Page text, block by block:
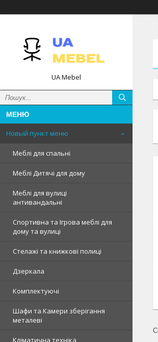
UA Mebel
Новый пункт меню
Меблі для спальні
Меблі Дитячі для дому
Меблі для вулиці
антивандальні
Спортивна та Ігрова меблі для
дому та вулиці
Стелажі та книжкові полиці
Дзеркала
Комплектуючі
Шафи та Камери зберігання
металеві
Кліматична техніка